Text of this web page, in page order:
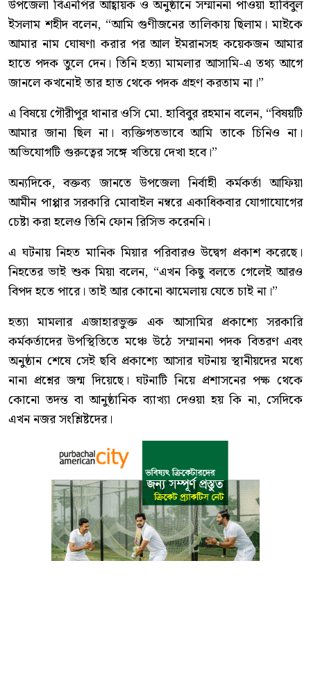
উপজেলা বিএনপির আহ্বায়ক ও অনুষ্ঠানে সম্মাননা পাওয়া হাবিবুল
ইসলাম শহীদ বলেন, “আমি গুণীজনের তালিকায় ছিলাম। মাইকে
আমার নাম ঘোষণা করার পর আল ইমরানসহ কয়েকজন আমার
হাতে পদক তুলে দেন। তিনি হত্যা মামলার আসামি-এ তথ্য আগে
জানলে কখনোই তার হাত থেকে পদক গ্রহণ করতাম না।”
এ বিষয়ে গৌরীপুর থানার ওসি মো. হাবিবুর রহমান বলেন, “বিষয়টি
আমার জানা ছিল না। ব্যক্তিগতভাবে আমি তাকে চিনিও না।
অভিযোগটি গুরুত্বের সঙ্গে খতিয়ে দেখা হবে।”
অন্যদিকে, বক্তব্য জানতে উপজেলা নির্বাহী কর্মকর্তা আফিয়া
আমীন পাপ্পার সরকারি মোবাইল নম্বরে একাধিকবার যোগাযোগের
চেষ্টা করা হলেও তিনি ফোন রিসিভ করেননি।
এ ঘটনায় নিহত মানিক মিয়ার পরিবারও উদ্বেগ প্রকাশ করেছে।
নিহতের ভাই শুক মিয়া বলেন, “এখন কিছু বলতে গেলেই আরও
বিপদ হতে পারে। তাই আর কোনো ঝামেলায় যেতে চাই না।”
হত্যা মামলার এজাহারভুক্ত এক আসামির প্রকাশ্যে সরকারি
কর্মকর্তাদের উপস্থিতিতে মঞ্চে উঠে সম্মাননা পদক বিতরণ এবং
অনুষ্ঠান শেষে সেই ছবি প্রকাশ্যে আসার ঘটনায় স্থানীয়দের মধ্যে
নানা প্রশ্নের জন্ম দিয়েছে। ঘটনাটি নিয়ে প্রশাসনের পক্ষ থেকে
কোনো তদন্ত বা আনুষ্ঠানিক ব্যাখ্যা দেওয়া হয় কি না, সেদিকে
এখন নজর সংশ্লিষ্টদের।